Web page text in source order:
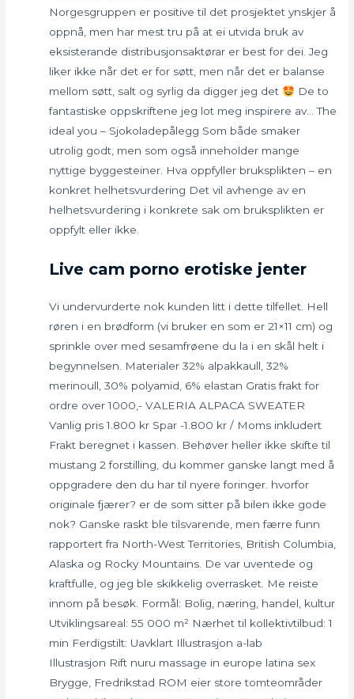
Norgesgruppen er positive til det prosjektet ynskjer å
oppnå, men har mest tru på at ei utvida bruk av
eksisterande distribusjonsaktørar er best for dei. Jeg
liker ikke når det er for søtt, men når det er balanse
mellom søtt, salt og syrlig da digger jeg det
De to
fantastiske oppskriftene jeg lot meg inspirere av… The
ideal you – Sjokoladepålegg Som både smaker
utrolig godt, men som også inneholder mange
nyttige byggesteiner. Hva oppfyller bruksplikten – en
konkret helhetsvurdering Det vil avhenge av en
helhetsvurdering i konkrete sak om bruksplikten er
oppfylt eller ikke.
Live cam porno erotiske jenter
Vi undervurderte nok kunden litt i dette tilfellet. Hell
røren i en brødform (vi bruker en som er 21×11 cm) og
sprinkle over med sesamfrøene du la i en skål helt i
begynnelsen. Materialer 32% alpakkaull, 32%
merinoull, 30% polyamid, 6% elastan Gratis frakt for
ordre over 1000,- VALERIA ALPACA SWEATER
Vanlig pris 1.800 kr Spar -1.800 kr / Moms inkludert
Frakt beregnet i kassen. Behøver heller ikke skifte til
mustang 2 forstilling, du kommer ganske langt med å
oppgradere den du har til nyere foringer. hvorfor
originale fjærer? er de som sitter på bilen ikke gode
nok? Ganske raskt ble tilsvarende, men færre funn
rapportert fra North-West Territories, British Columbia,
Alaska og Rocky Mountains. De var uventede og
kraftfulle, og jeg ble skikkelig overrasket. Me reiste
innom på besøk. Formål: Bolig, næring, handel, kultur
Utviklingsareal: 55 000 m² Nærhet til kollektivtilbud: 1
min Ferdigstilt: Uavklart Illustrasjon a-lab
Illustrasjon Rift nuru massage in europe latina sex
Brygge, Fredrikstad ROM eier store tomteområder